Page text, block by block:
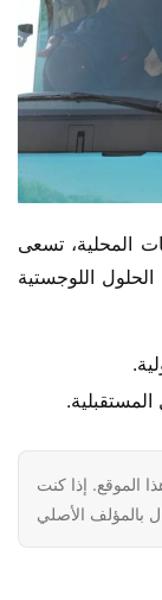
الموقع. إذا كنت
بالمؤلف الأصلي